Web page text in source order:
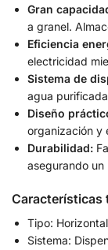
Gran
a granel.
Eficiencia
electricidad
Sistema de
agua
Diseño
organización y
Durabilidad:
asegurando
Características
Tipo: Horizontal
Sistema: